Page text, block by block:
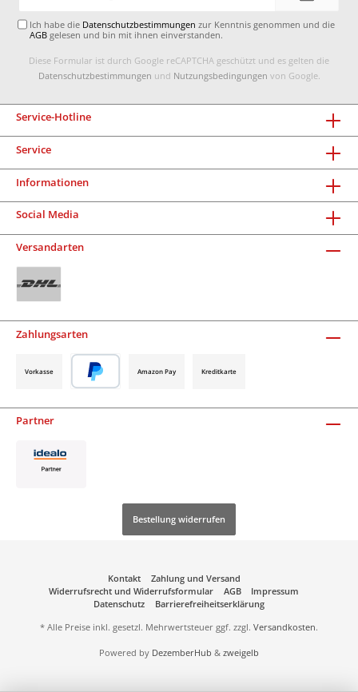
Ich habe die Datenschutzbestimmungen zur Kenntnis genommen und die
AGB gelesen und bin mit ihnen einverstanden.
Diese Formular ist durch Google reCAPTCHA geschützt und es gelten die
Datenschutzbestimmungen und Nutzungsbedingungen von Google.
Service-Hotline
Service
Informationen
Social Media
Versandarten
Zahlungsarten
Vorkasse Amazon Pay Kreditkarte
Partner
Bestellung widerrufen
Kontakt
Zahlung und Versand
Widerrufsrecht und Widerrufsformular
AGB
Impressum
Datenschutz
Barrierefreiheitserklärung
* Alle Preise inkl. gesetzl. Mehrwertsteuer ggf. zzgl. Versandkosten.
Powered by DezemberHub & zweigelb